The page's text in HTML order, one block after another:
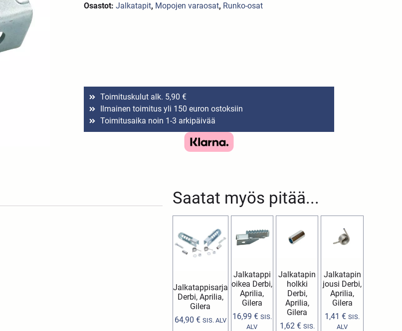
Osastot:Jalkatapit, Mopojen varaosat, Runko-osat
Toimituskulut alk. 5,90 €
Ilmainen toimitus yli 150 euron ostoksiin
Toimitusaika noin 1-3 arkipäivää
Saatat myös pitää...
Jalkatappisarja
Derbi, Aprilia,
Gilera
64,90 € SIS. ALV
Jalkatappi
oikea Derbi,
Aprilia,
Gilera
16,99 € SIS.
ALV
Jalkatapin
holkki
Derbi,
Aprilia,
Gilera
1,62 € SIS.
Jalkatapin
jousi Derbi,
Aprilia,
Gilera
1,41€ SIS.
ALV